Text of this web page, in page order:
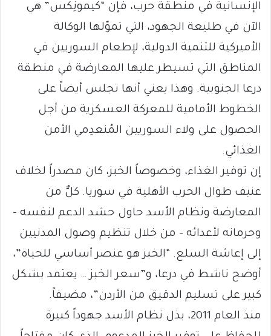
الإنسانية في منطقة حرب، فإن “كيمونِكس” هي
الآن في طليعة الجهود، التي تموّلها الوكالة
الأميركية للتنمية الدولية، لإطعام السوريين في
المناطق التي تسيطر عليها المعارضة في منطقة
درعا الجنوبية. وهذا يعني أنها تجلس أيضاً على
الخطوط الأمامية للمعركة العسكرية من أجل
الحصول على ولاء السوريين المُنعدِمي الأمن
الغذائي.
إن توفير الغذاء، وخصوصاً الخبز، كان مصدراً لخلاف
عنيف طوال الحرب الأهلية في سوريا. كلٌّ من
المعارضة ونظام الأسد حاول حشد الدعم لنفسه –
وحرمانه لأعدائه – من خلال تنظيم وصول المدنيين
إلى إعاشة السلع. “الخبز هو عنصر أساسي للحياة”،
أوضح ناشط في درعا، و”سعر الخبز … يعتمد بشكل
كبير على تسليم الدقيق من الأردن”، مضيفاً.
منذ العام 2011، بذل نظام الأسد جهوداً كبيرة